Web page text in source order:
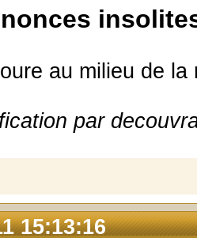
au milieu de
par
15:13:16